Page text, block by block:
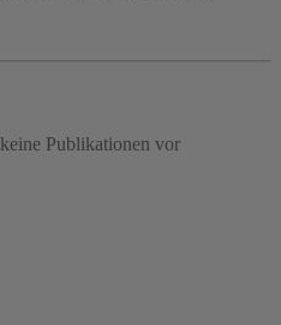
Publikationen vor